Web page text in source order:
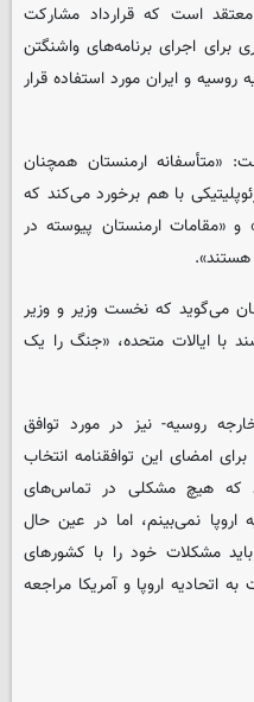
است که قرارداد مشارکت
برای اجرای برنامه‌های واشنگتن
و ایران مورد استفاده قرار
«متأسفانه ارمنستان همچنان
با هم برخورد می‌کند که
و «مقامات ارمنستان پیوسته در
هستند».
می‌گوید که نخست وزیر و وزیر
با ایالات متحده، «جنگ را یک
روسیه- نیز در مورد توافق
امضای این توافقنامه انتخاب
که هیچ مشکلی در تماس‌های
اروپا نمی‌بینم، اما در عین حال
مشکلات خود را با کشورهای
اتحادیه اروپا و آمریکا مراجعه